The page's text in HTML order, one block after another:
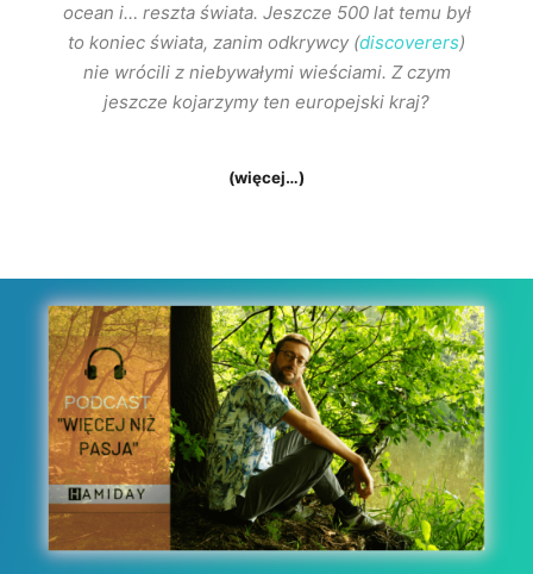
ocean i… reszta świata. Jeszcze 500 lat temu był
to koniec świata, zanim odkrywcy (discoverers)
nie wrócili z niebywałymi wieściami. Z czym
jeszcze kojarzymy ten europejski kraj?
(więcej…)